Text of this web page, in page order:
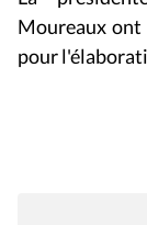
Moureaux ont
pour